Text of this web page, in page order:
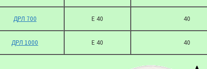
ДРЛ 700 Е 40 40
ДРЛ 1000 Е 40 40